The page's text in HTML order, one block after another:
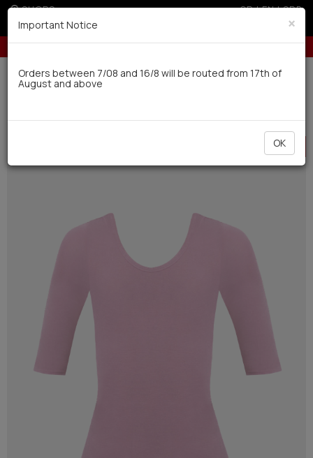
SHOPS GR|EN|SRB
Up to 6 interest-free installments with credit cards for orders over 100€
Delivery in 7-9 working days via UPS
HOT
OFFER
×
Important Notice
Orders between 7/08 and 16/8 will be routed from 17th of
August and above
OK